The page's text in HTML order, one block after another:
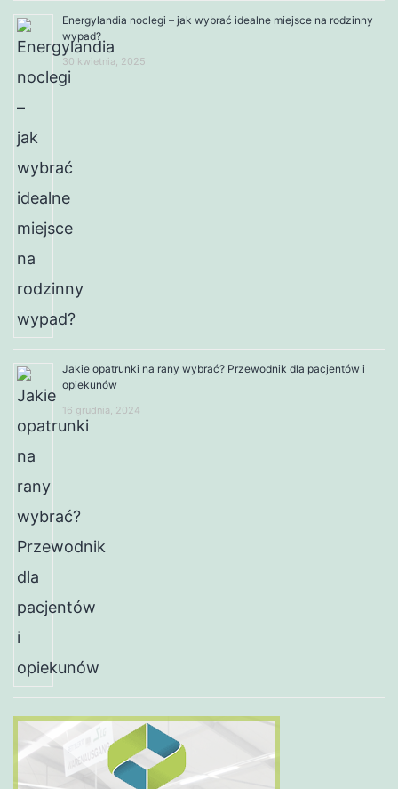
Energylandia noclegi – jak wybrać idealne miejsce na rodzinny
wypad?
30 kwietnia, 2025
Jakie opatrunki na rany wybrać? Przewodnik dla pacjentów i
opiekunów
16 grudnia, 2024